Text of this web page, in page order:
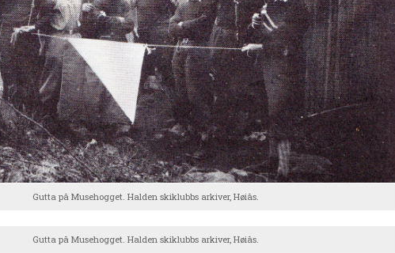
Gutta på Musehogget. Halden skiklubbs arkiver, Høiås.
Gutta på Musehogget. Halden skiklubbs arkiver, Høiås.